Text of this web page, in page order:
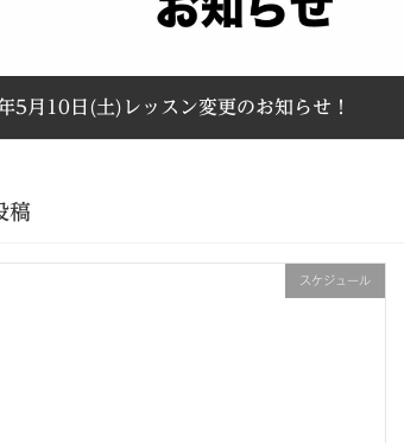
5月10日(土)レッスン変更のお知らせ！
稿
スケジュール